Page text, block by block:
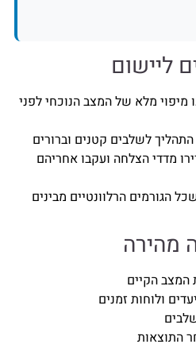
ליישום
מיפוי מלא של המצב הנוכחי לפני
לשלבים קטנים וברורים
מדדי הצלחה ועקבו אחריהם
הגורמים הרלוונטיים מבינים
מהירה
הקיים
ולוחות זמנים
התוצאות